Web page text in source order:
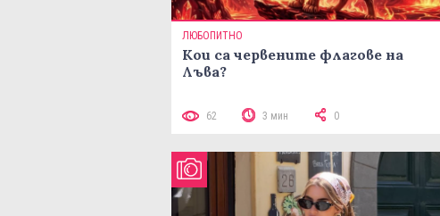
ЛЮБОПИТНО
Кои са червените флагове на
Лъва?
62 3 мин 0